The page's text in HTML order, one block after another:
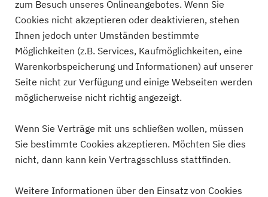
zum Besuch unseres Onlineangebotes. Wenn Sie
Cookies nicht akzeptieren oder deaktivieren, stehen
Ihnen jedoch unter Umständen bestimmte
Möglichkeiten (z.B. Services, Kaufmöglichkeiten, eine
Warenkorbspeicherung und Informationen) auf unserer
Seite nicht zur Verfügung und einige Webseiten werden
möglicherweise nicht richtig angezeigt.
Wenn Sie Verträge mit uns schließen wollen, müssen
Sie bestimmte Cookies akzeptieren. Möchten Sie dies
nicht, dann kann kein Vertragsschluss stattfinden.
Weitere Informationen über den Einsatz von Cookies